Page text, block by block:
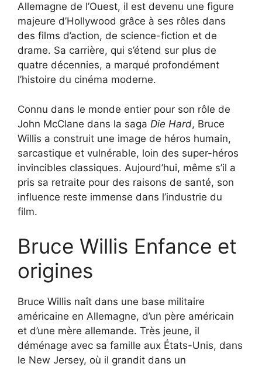
Allemagne de l’Ouest, il est devenu une figure
majeure d’Hollywood grâce à ses rôles dans
des films d’action, de science-fiction et de
drame. Sa carrière, qui s’étend sur plus de
quatre décennies, a marqué profondément
l’histoire du cinéma moderne.
Connu dans le monde entier pour son rôle de
John McClane dans la saga Die Hard, Bruce
Willis a construit une image de héros humain,
sarcastique et vulnérable, loin des super-héros
invincibles classiques. Aujourd’hui, même s’il a
pris sa retraite pour des raisons de santé, son
influence reste immense dans l’industrie du
film.
Bruce Willis Enfance et
origines
Bruce Willis naît dans une base militaire
américaine en Allemagne, d’un père américain
et d’une mère allemande. Très jeune, il
déménage avec sa famille aux États-Unis, dans
le New Jersey, où il grandit dans un